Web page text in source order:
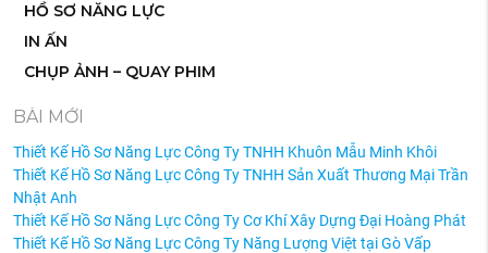
HỒ SƠ NĂNG LỰC
IN ẤN
CHỤP ẢNH – QUAY PHIM
BÀI MỚI
Thiết Kế Hồ Sơ Năng Lực Công Ty TNHH Khuôn Mẫu Minh Khôi
Thiết Kế Hồ Sơ Năng Lực Công Ty TNHH Sản Xuất Thương Mại Trần
Nhật Anh
Thiết Kế Hồ Sơ Năng Lực Công Ty Cơ Khí Xây Dựng Đại Hoàng Phát
Thiết Kế Hồ Sơ Năng Lực Công Ty Năng Lượng Việt tại Gò Vấp